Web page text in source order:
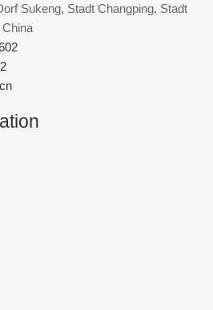
Sukeng, Stadt Changping, Stadt